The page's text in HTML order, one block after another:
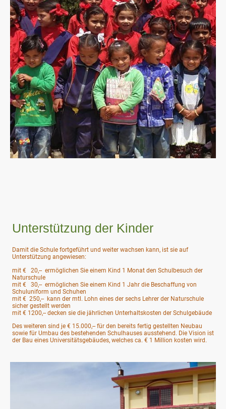
Unterstützung der Kinder
Damit die Schule fortgeführt und weiter wachsen kann, ist sie auf
Unterstützung angewiesen:
mit € 20,-- ermöglichen Sie einem Kind 1 Monat den Schulbesuch der
Naturschule
mit € 30,-- ermöglichen Sie einem Kind 1 Jahr die Beschaffung von
Schuluniform und Schuhen
mit € 250,-- kann der mtl. Lohn eines der sechs Lehrer der Naturschule
sicher gestellt werden
mit € 1200,-- decken sie die jährlichen Unterhaltskosten der Schulgebäude
Des weiteren sind je € 15.000,-- für den bereits fertig gestellten Neubau
sowie für Umbau des bestehenden Schulhauses ausstehend. Die Vision ist
der Bau eines Universitätsgebäudes, welches ca. € 1 Million kosten wird.